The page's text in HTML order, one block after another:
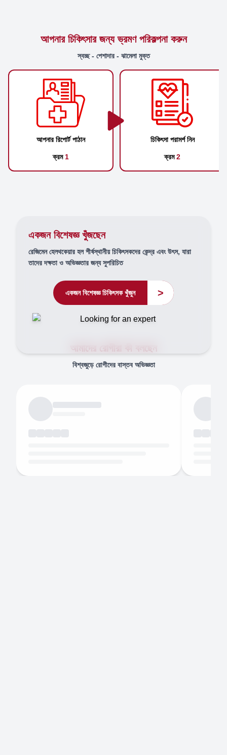
আপনার চিকিৎসার জন্য ভ্রমণ পরিকল্পনা করুন
স্বচ্ছ - পেশাদার - ঝামেলা মুক্ত
আপনার রিপোর্ট পাঠান
ক্রম 1
চিকিৎসা পরামর্শ নিন
ক্রম2
একজন বিশেষজ্ঞ খুঁজছেন
রেজিমেন হেলথকেয়ার হল শীর্ষস্থানীয় চিকিৎসকদের কেন্দ্র এবং উৎস, যারা
তাদের দক্ষতা ও অভিজ্ঞতার জন্য সুপরিচিত
একজন বিশেষজ্ঞ চিকিৎসক খুঁজুন >
আমাদের রোগীরা কী বলছেন
বিশ্বজুড়ে রোগীদের বাস্তব অভিজ্ঞতা